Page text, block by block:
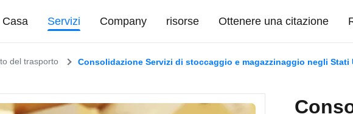
Casa Servizi Company risorse Ottenere una citazione
del trasporto Consolidazione Servizi di stoccaggio e magazzinaggio negli Stati